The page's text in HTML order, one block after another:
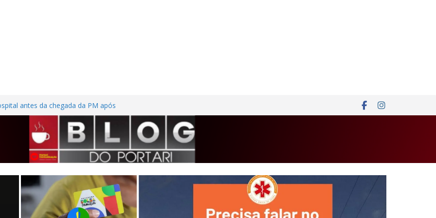
antes da chegada da PM após
ferimentos nas mãos em Frutal
casa desabitada e furtam bicicleta,
no Centro de Frutal
em investimentos, obras de melhoria
seguem em ritmo avançado
contra trabalhadora do estacionamento
em Frutal
na MG-255 após motorista tentar evitar
de obras